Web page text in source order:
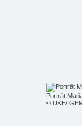
Porträt
© UKE/